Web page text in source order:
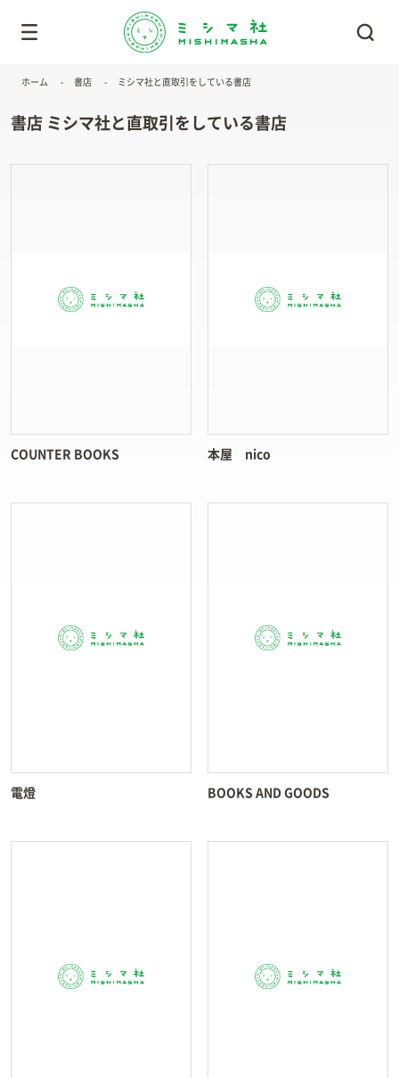
ホーム 書店 ミシマ社と直取引をしている書店
書店 ミシマ社と直取引をしている書店
COUNTER BOOKS 本屋 nico
電燈 BOOKS AND GOODS